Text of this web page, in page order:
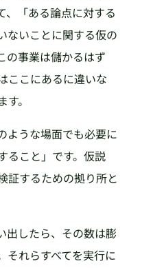
、「ある論点に対する
ないことに関する仮の
の事業は儲かるはず
ここにあるに違いな
。
ような場面でも必要に
ること」です。仮説
証するための拠り所と
出したら、その数は膨
それらすべてを実行に